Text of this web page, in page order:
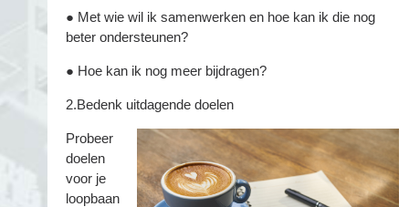
● Met wie wil ik samenwerken en hoe kan ik die nog
beter ondersteunen?
● Hoe kan ik nog meer bijdragen?
2.Bedenk uitdagende doelen
Probeer
doelen
voor je
loopbaan